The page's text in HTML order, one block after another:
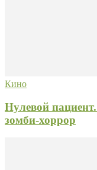
Кино
Нулевой
зомби-хоррор